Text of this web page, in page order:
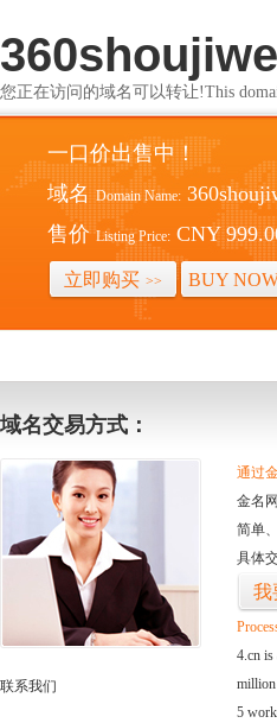
您正在访问的域名可以转让!This
一口价出售中！
域名 Domain Name:
售价 Listing Price: CNY
立即购买 >> BUY
域名交易方式：
联系我们
通过
金名
简单
具体
我
4.cn is
million
5